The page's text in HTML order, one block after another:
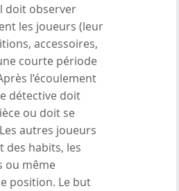
doit observer
les joueurs (leur
accessoires,
courte période
l’écoulement
détective doit
ou doit se
autres joueurs
des habits, les
ou même
position. Le but